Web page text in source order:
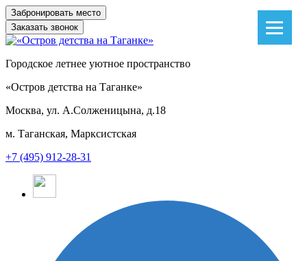
Заказать звонок
Городское летнее уютное пространство
«Остров детства на Таганке»
Москва, ул. А.Солженицына, д.18
м. Таганская, Марксистская
+7 (495) 912-28-31